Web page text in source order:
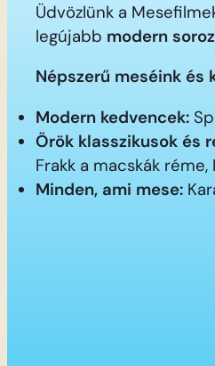
Üdvözlünk a
legújabb modern
Népszerű meséink és
Modern kedvencek:
Örök klasszikusok és
Frakk a macskák réme,
Minden, ami mese: